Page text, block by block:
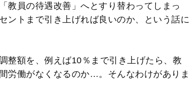
教員の待遇改善」へとすり替わってしまっ
ントまで引き上げれば良いのか、という話に
整額を、例えば10％まで引き上げたら、教
労働がなくなるのか…。そんなわけがありま